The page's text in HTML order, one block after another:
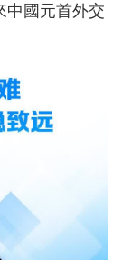
中國元首外交